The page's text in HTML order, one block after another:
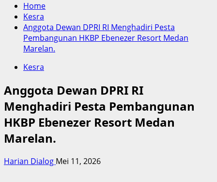
Home
Kesra
Anggota Dewan DPRI RI Menghadiri Pesta
Pembangunan HKBP Ebenezer Resort Medan
Marelan.
Kesra
Anggota Dewan DPRI RI
Menghadiri Pesta Pembangunan
HKBP Ebenezer Resort Medan
Marelan.
Harian Dialog Mei 11, 2026